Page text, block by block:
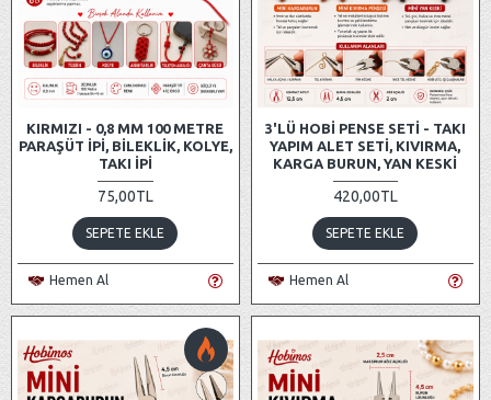
KIRMIZI - 0,8 MM 100 METRE
PARAŞÜT İPI, BILEKLIK, KOLYE,
TAKI İPI
75,00TL
SEPETE EKLE
Hemen Al
3'LÜ HOBI PENSE SETI - TAKI
YAPIM ALET SETI, KIVIRMA,
KARGA BURUN, YAN KESKI
420,00TL
SEPETE EKLE
Hemen Al